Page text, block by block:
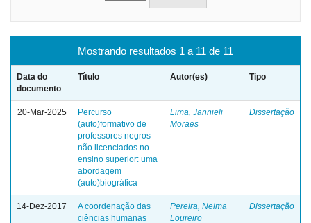
Mostrando resultados 1 a 11 de 11
Data do
documento
Título Autor(es) Tipo
20-Mar-2025
Percurso
(auto)formativo de
professores negros
não licenciados no
ensino superior: uma
abordagem
(auto)biográfica
Lima, Jannieli
Moraes
Dissertação
14-Dez-2017
A coordenação das
ciências humanas
Pereira, Nelma
Loureiro
Dissertação